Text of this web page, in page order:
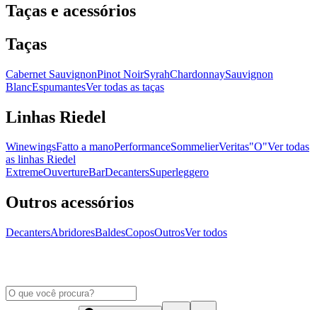
Taças e acessórios
Taças
Cabernet SauvignonPinot NoirSyrahChardonnaySauvignon
BlancEspumantesVer todas as taças
Linhas Riedel
WinewingsFatto a manoPerformanceSommelierVeritas"O"Ver todas
as linhas Riedel
ExtremeOuvertureBarDecantersSuperleggero
Outros acessórios
DecantersAbridoresBaldesCoposOutrosVer todos